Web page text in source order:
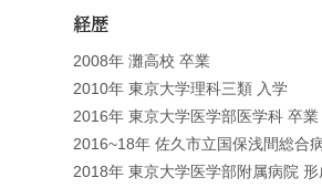
経歴
2008年 灘高校 卒業
2010年 東京大学理科三類 入学
2016年 東京大学医学部医学科 卒業
2016~18年 佐久市立国保浅間総合
2018年 東京大学医学部附属病院